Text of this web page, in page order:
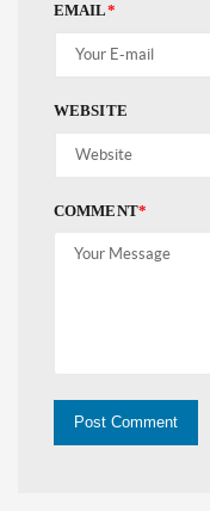
EMAIL*
WEBSITE
COMMENT*